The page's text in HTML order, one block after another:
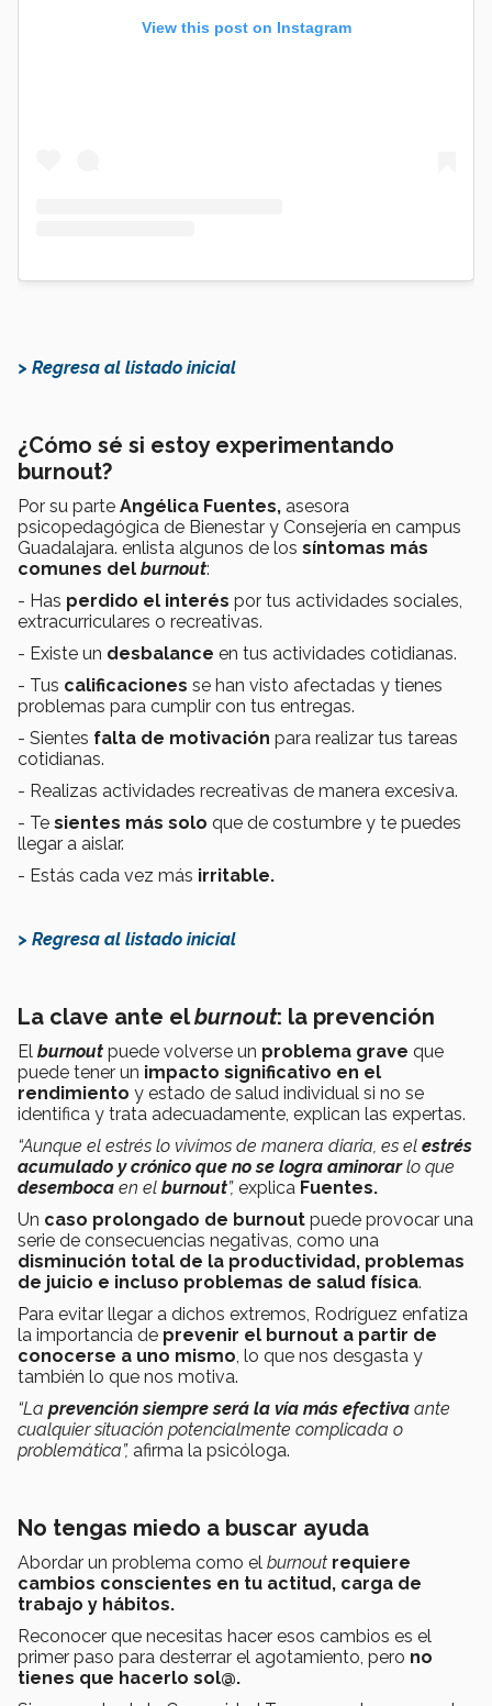
View this post on Instagram
> Regresa al listado inicial
¿Cómo sé si estoy experimentando
burnout?
Por su parte Angélica Fuentes, asesora
psicopedagógica de Bienestar y Consejería en campus
Guadalajara. enlista algunos de los síntomas más
comunes del burnout:
- Has perdido el interés por tus actividades sociales,
extracurriculares o recreativas.
- Existe un desbalance en tus actividades cotidianas.
- Tus calificaciones se han visto afectadas y tienes
problemas para cumplir con tus entregas.
- Sientes falta de motivación para realizar tus tareas
cotidianas.
- Realizas actividades recreativas de manera excesiva.
- Te sientes más solo que de costumbre y te puedes
llegar a aislar.
- Estás cada vez más irritable.
> Regresa al listado inicial
La clave ante elburnout: la prevención
El burnout puede volverse un problema grave que
puede tener un impacto significativo en el
rendimiento y estado de salud individual si no se
identifica y trata adecuadamente, explican las expertas.
“Aunque el estrés lo vivimos de manera diaria, es el estrés
acumulado y crónico que no se logra aminorarlo que
desemboca en el burnout”, explica Fuentes.
Un caso prolongado de burnout puede provocar una
serie de consecuencias negativas, como una
disminución total de la productividad, problemas
de juicio e incluso problemas de salud física.
Para evitar llegar a dichos extremos, Rodríguez enfatiza
la importancia de prevenir el burnout a partir de
conocerse a uno mismo, lo que nos desgasta y
también lo que nos motiva.
“La prevención siempre será la vía más efectiva ante
cualquier situación potencialmente complicada o
problemática”, afirma la psicóloga.
No tengas miedo a buscar ayuda
Abordar un problema como el burnout requiere
cambios conscientes en tu actitud, carga de
trabajo y hábitos.
Reconocer que necesitas hacer esos cambios es el
primer paso para desterrar el agotamiento, pero no
tienes que hacerlo sol@.